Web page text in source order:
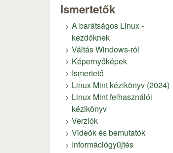
Ismertetők
A barátságos Linux -
kezdőknek
Váltás Windows-ról
Képernyőképek
Ismertető
Linux Mint kézikönyv (2024)
Linux Mint felhasználói
kézikönyv
Verziók
Videók és bemutatók
Információgyűjtés